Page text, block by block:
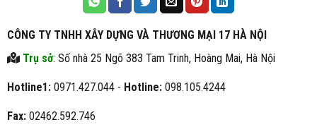
CÔNG TY TNHH XÂY DỰNG VÀ THƯƠNG MẠI 17 HÀ NỘI
Trụ sở: Số nhà 25 Ngõ 383 Tam Trinh, Hoàng Mai, Hà Nội
Hotline1:0971.427.044 - Hotline:098.105.4244
Fax:02462.592.746